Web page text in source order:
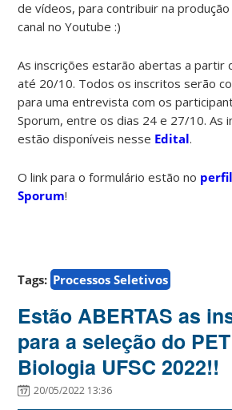
de vídeos, para contribuir na
canal no Youtube :)
As inscrições estarão abertas a partir
até 20/10. Todos os inscritos serão
para uma entrevista com os
Sporum, entre os dias 24 e 27/10. As
estão disponíveis nesse Edital.
O link para o formulário estão no perfil
Sporum!
Tags: Processos Seletivos
Estão ABERTAS as
para a seleção do PET
Biologia UFSC 2022!!
20/05/2022 13:36